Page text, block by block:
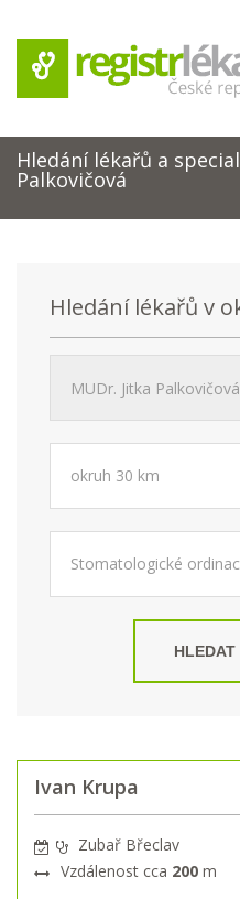
Hledání lékařů a
Palkovičová
Hledání lékařů v
Ivan Krupa
Zubař Břeclav
Vzdálenost cca 200 m